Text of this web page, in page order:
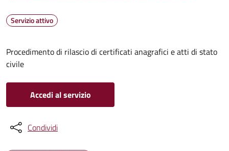
Servizio attivo
Procedimento di rilascio di certificati anagrafici e atti di stato
civile
Accedi al servizio
Condividi